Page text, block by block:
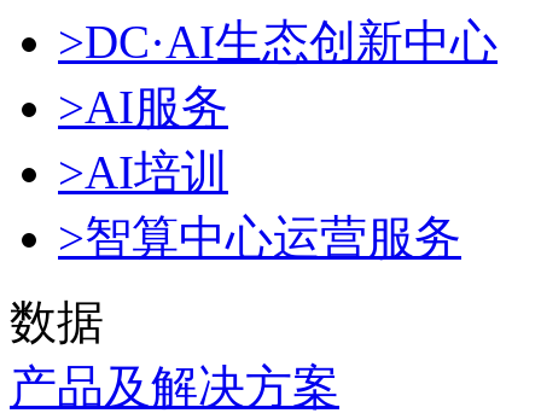
>DC·AI生态创新中心
>AI服务
>AI培训
>智算中心运营服务
数据
产品及解决方案